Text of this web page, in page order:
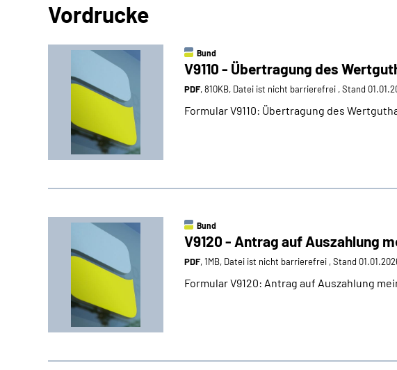
Vordrucke
Bund
V9110 - Übertragung des
PDF, 810KB, Datei ist nicht barrierefrei , Stand
Formular V9110: Übertragung des
Bund
V9120 - Antrag auf Auszahlung
PDF, 1MB, Datei ist nicht barrierefrei , Stand
Formular V9120: Antrag auf Auszahlung